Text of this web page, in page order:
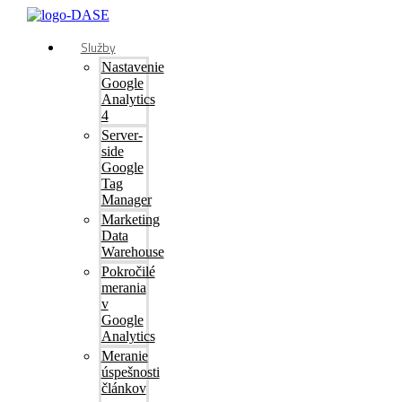
Služby
Nastavenie
Google
Analytics
4
Server-
side
Google
Tag
Manager
Marketing
Data
Warehouse
Pokročilé
merania
v
Google
Analytics
Meranie
úspešnosti
článkov